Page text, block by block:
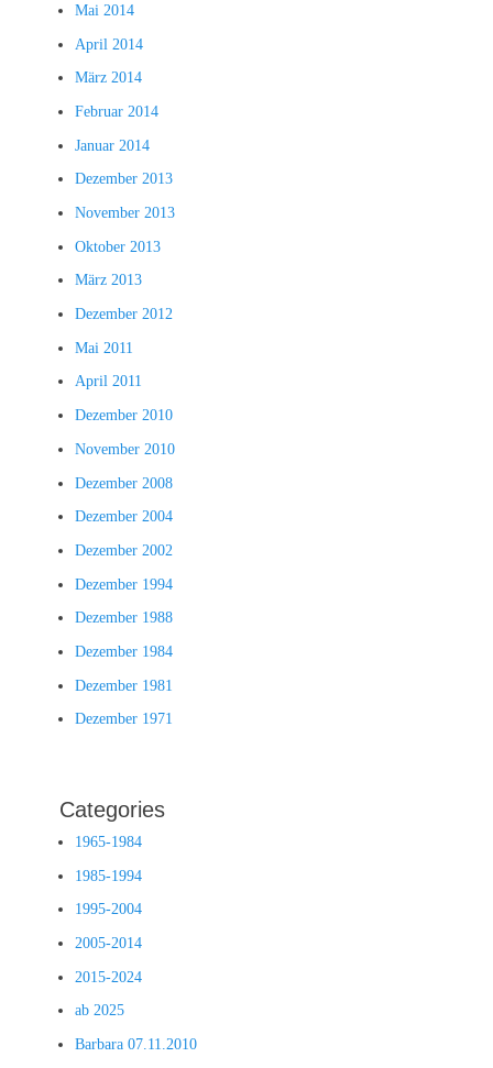
Mai 2014
April 2014
März 2014
Februar 2014
Januar 2014
Dezember 2013
November 2013
Oktober 2013
März 2013
Dezember 2012
Mai 2011
April 2011
Dezember 2010
November 2010
Dezember 2008
Dezember 2004
Dezember 2002
Dezember 1994
Dezember 1988
Dezember 1984
Dezember 1981
Dezember 1971
Categories
1965-1984
1985-1994
1995-2004
2005-2014
2015-2024
ab 2025
Barbara 07.11.2010